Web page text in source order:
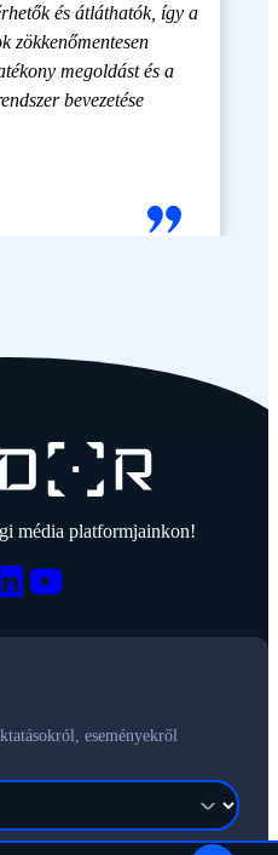
és átláthatók, így a
zökkenőmentesen
megoldást és a
bevezetése
média platformjainkon!
eseményekről